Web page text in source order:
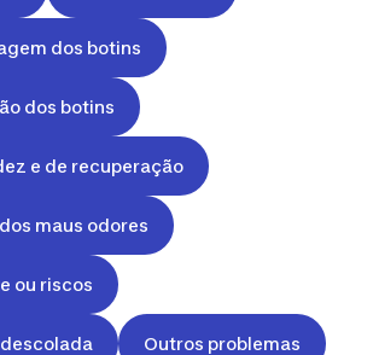
dos botins
dos botins
e de recuperação
maus odores
ou riscos
Outros problemas